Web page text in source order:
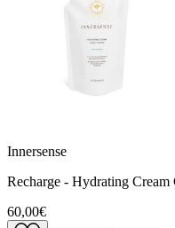
Innersense
Recharge - Hydrating Cream
60,00€